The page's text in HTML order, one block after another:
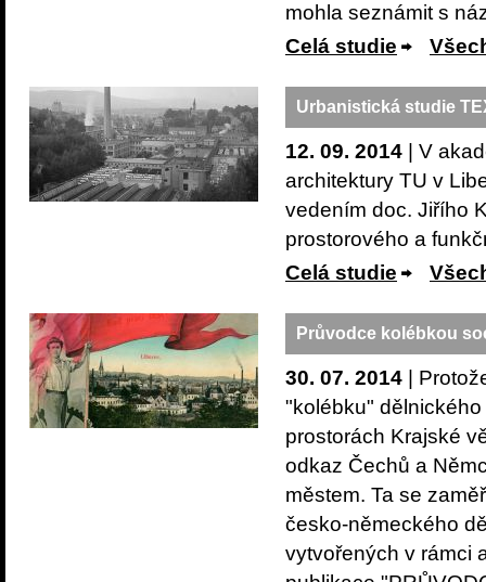
mohla seznámit s
Celá studie
Urbanistická studie
12. 09. 2014 | V
architektury TU v
vedením doc. Jiřího
prostorového a
Celá studie
Průvodce kolébkou
30. 07. 2014 |
"kolébku"
prostorách Krajské
odkaz Čechů a
městem. Ta se
česko-německého
vytvořených v rámci